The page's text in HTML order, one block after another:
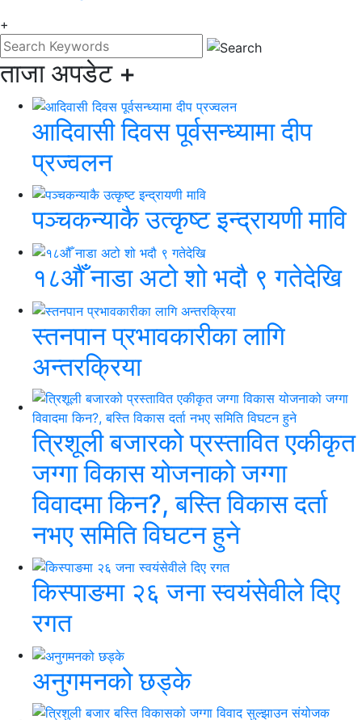
+
ताजा अपडेट +
आदिवासी दिवस पूर्वसन्ध्यामा दीप
प्रज्वलन
पञ्चकन्याकै उत्कृष्ट इन्द्रायणी मावि
१८औँ नाडा अटो शो भदौ ९ गतेदेखि
स्तनपान प्रभावकारीका लागि
अन्तरक्रिया
त्रिशूली बजारको प्रस्तावित एकीकृत
जग्गा विकास योजनाको जग्गा
विवादमा किन?, बस्ति विकास दर्ता
नभए समिति विघटन हुने
किस्पाङमा २६ जना स्वयंसेवीले दिए
रगत
अनुगमनको छड्के